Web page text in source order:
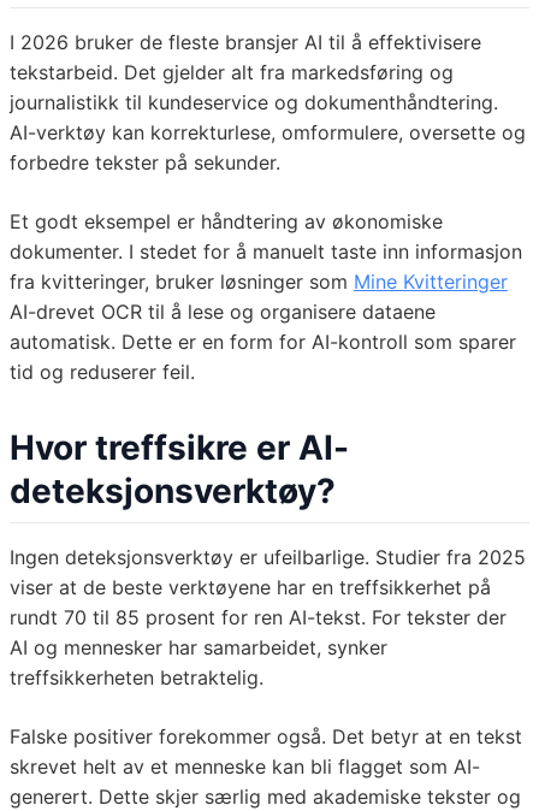
I 2026 bruker de fleste bransjer AI til å effektivisere
tekstarbeid. Det gjelder alt fra markedsføring og
journalistikk til kundeservice og dokumenthåndtering.
AI-verktøy kan korrekturlese, omformulere, oversette og
forbedre tekster på sekunder.
Et godt eksempel er håndtering av økonomiske
dokumenter. I stedet for å manuelt taste inn informasjon
fra kvitteringer, bruker løsninger som Mine Kvitteringer
AI-drevet OCR til å lese og organisere dataene
automatisk. Dette er en form for AI-kontroll som sparer
tid og reduserer feil.
Hvor treffsikre er AI-
deteksjonsverktøy?
Ingen deteksjonsverktøy er ufeilbarlige. Studier fra 2025
viser at de beste verktøyene har en treffsikkerhet på
rundt 70 til 85 prosent for ren AI-tekst. For tekster der
AI og mennesker har samarbeidet, synker
treffsikkerheten betraktelig.
Falske positiver forekommer også. Det betyr at en tekst
skrevet helt av et menneske kan bli flagget som AI-
generert. Dette skjer særlig med akademiske tekster og